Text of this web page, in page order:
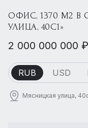
ОФИС, 1370 М2 В
УЛИЦА, 40С1»
2 000 000 000 ₽
RUB USD
Мясницкая улица,